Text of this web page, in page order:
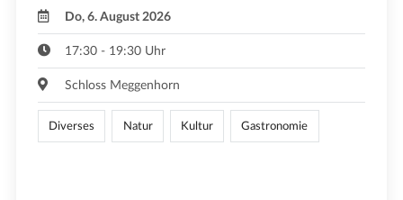
Do, 6. August 2026
17:30 - 19:30 Uhr
Schloss Meggenhorn
Diverses Natur Kultur Gastronomie